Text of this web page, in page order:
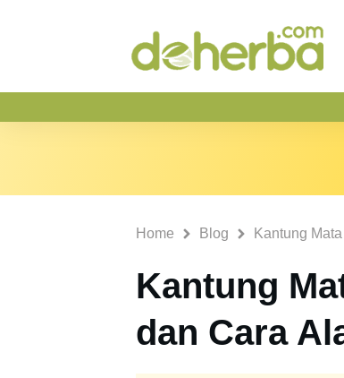
Home Blog Kantung Mata
Kantung
dan Cara